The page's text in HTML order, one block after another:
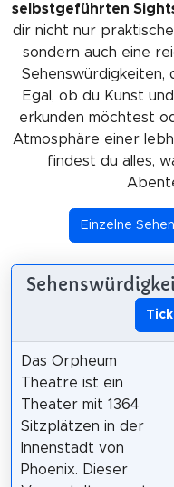
selbstgeführten
dir nicht nur
sondern auch eine
Sehenswürdigkeiten,
Egal, ob du Kunst
erkunden möchtest
Atmosphäre einer
findest du alles,
Einzelne
Das Orpheum
Theatre ist ein
Theater mit 1364
Sitzplätzen in der
Innenstadt von
Phoenix. Dieser